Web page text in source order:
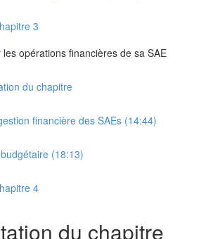
3
opérations financières de sa SAE
du chapitre
financière des SAEs (14:44)
(18:13)
4
du chapitre